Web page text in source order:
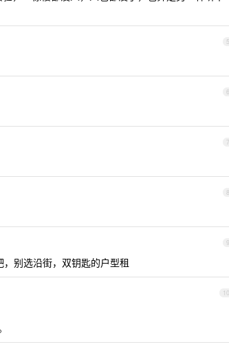
5
6
7
8
9
别选沿街，双钥匙的户型租
10